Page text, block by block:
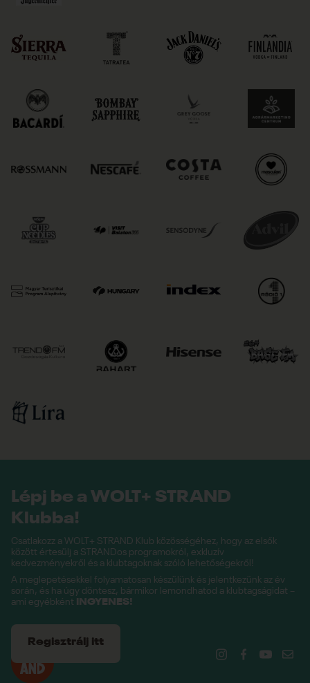
Lépj be a WOLT+ STRAND
Klubba!
Csatlakozz a WOLT+ STRAND Klub közösségéhez, hogy az elsők
között értesülj a STRANDos programokról, exkluzív
kedvezményekről és a klubtagoknak szóló lehetőségekről!
A meglepetésekkel folyamatosan készülünk és jelentkezünk az év
során, és ha úgy döntesz, bármikor lemondhatod a klubtagságidat –
ami egyébként
INGYENES!
Regisztrálj itt